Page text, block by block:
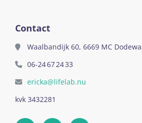
Contact
Waalbandijk 60, 6669 MC
06-24 67 24 33
ericka@lifelab.nu
kvk 3432281